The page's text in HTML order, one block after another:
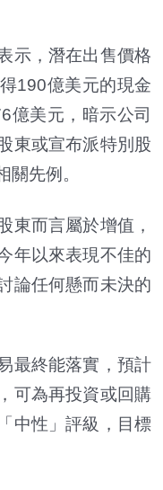
示，潛在出售價格
190億美元的現金
億美元，暗示公司
東或宣布派特別股
關先例。
東而言屬於增值，
年以來表現不佳的
論任何懸而未決的
最終能落實，預計
可為再投資或回購
中性」評級，目標